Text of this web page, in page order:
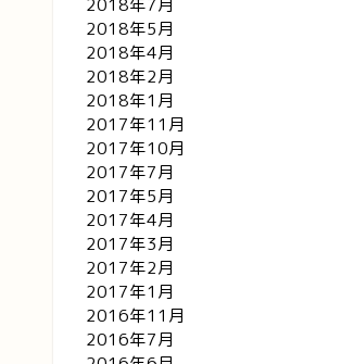
2018年7月
2018年5月
2018年4月
2018年2月
2018年1月
2017年11月
2017年10月
2017年7月
2017年5月
2017年4月
2017年3月
2017年2月
2017年1月
2016年11月
2016年7月